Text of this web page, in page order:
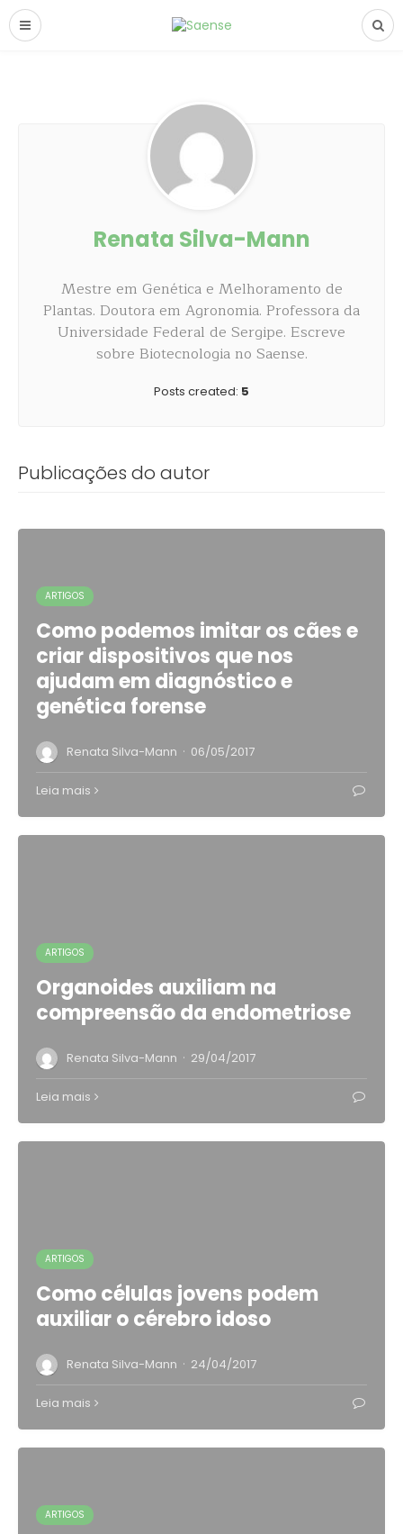
Renata Silva-Mann
Mestre em Genética e Melhoramento de
Plantas. Doutora em Agronomia. Professora da
Universidade Federal de Sergipe. Escreve
sobre Biotecnologia no Saense.
Posts created: 5
Publicações do autor
ARTIGOS
Como podemos imitar os cães e
criar dispositivos que nos
ajudam em diagnóstico e
genética forense
Renata Silva-Mann · 06/05/2017
Leia mais
ARTIGOS
Organoides auxiliam na
compreensão da endometriose
Renata Silva-Mann · 29/04/2017
Leia mais
ARTIGOS
Como células jovens podem
auxiliar o cérebro idoso
Renata Silva-Mann · 24/04/2017
Leia mais
ARTIGOS